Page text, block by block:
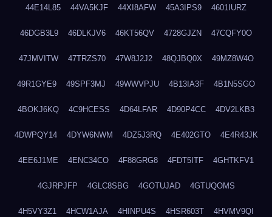
44E14L85 44VA5KJF 44XI8AFW 45A3IPS9 4601IURZ
46DGB3L9 46DLKJV6 46KT56QV 4728GJZN 47CQFY0O
47JMVITW 47TRZS70 47W8J2J2 48QJBQ0X 49MZ8W4O
49R1GYE9 49SPF3MJ 49WWVPJU 4B13IA3F 4B1N5SGO
4BOKJ6KQ 4C9HCESS 4D64LFAR 4D90P4CC 4DV2LKB3
4DWPQY14 4DYW6NWM 4DZ5J3RQ 4E402GTO 4E4R43JK
4EE6J1ME 4ENC34CO 4F88GRG8 4FDT5ITF 4GHTKFV1
4GJRPJFP 4GLC8SBG 4GOTUJAD 4GTUQOMS
4H5VY3Z1 4HCW1AJA 4HINPU4S 4HSR603T 4HVMV9QI